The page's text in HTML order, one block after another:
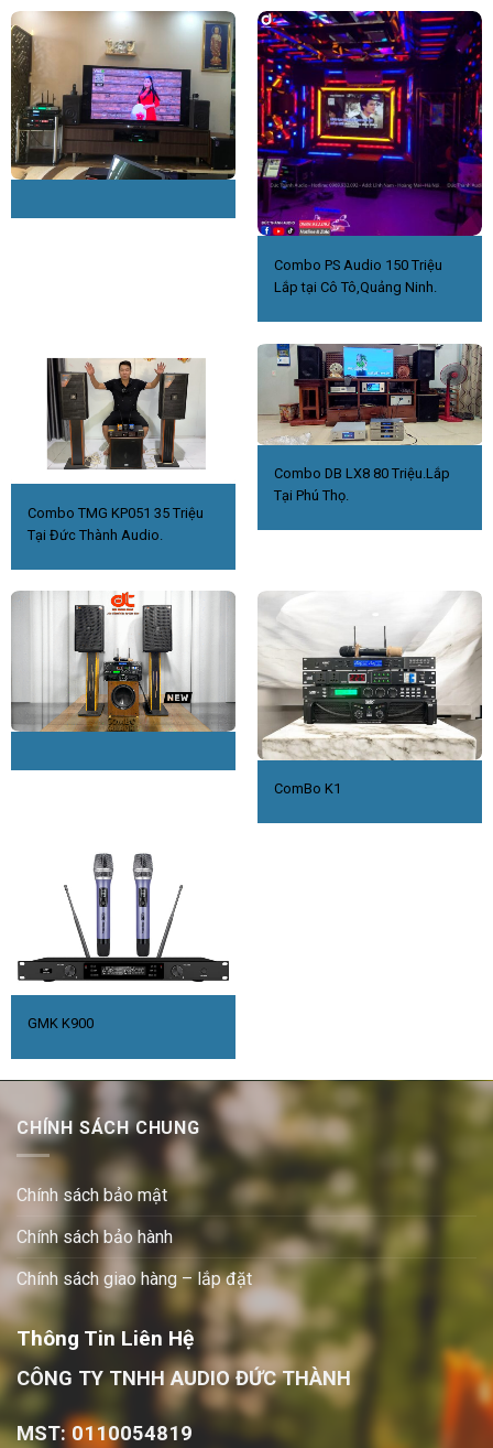
Combo PS Audio 150 Triệu
Lắp tại Cô Tô,Quảng Ninh.
Combo TMG KP051 35 Triệu
Tại Đức Thành Audio.
Combo DB LX8 80 Triệu.Lắp
Tại Phú Thọ.
ComBo K1
GMK K900
CHÍNH SÁCH CHUNG
Chính sách bảo mật
Chính sách bảo hành
Chính sách giao hàng – lắp đặt
Thông Tin Liên Hệ
CÔNG TY TNHH AUDIO ĐỨC THÀNH
MST: 0110054819